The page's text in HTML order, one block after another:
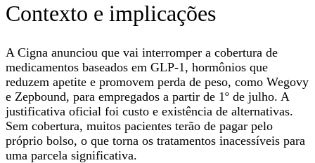
Contexto e implicações
A Cigna anunciou que vai interromper a cobertura de
medicamentos baseados em GLP‑1, hormônios que
reduzem apetite e promovem perda de peso, como Wegovy
e Zepbound, para empregados a partir de 1º de julho. A
justificativa oficial foi custo e existência de alternativas.
Sem cobertura, muitos pacientes terão de pagar pelo
próprio bolso, o que torna os tratamentos inacessíveis para
uma parcela significativa.